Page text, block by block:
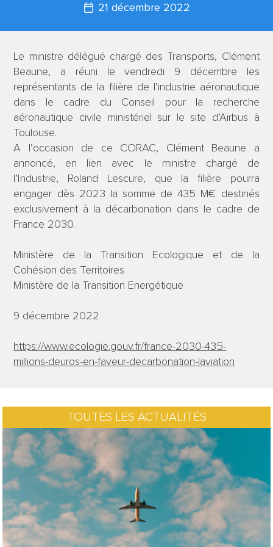
21 décembre 2022
Le ministre délégué chargé des Transports, Clément
Beaune, a réuni le vendredi 9 décembre les
représentants de la filière de l’industrie aéronautique
dans le cadre du Conseil pour la recherche
aéronautique civile ministériel sur le site d’Airbus à
Toulouse.
A l’occasion de ce CORAC, Clément Beaune a
annoncé, en lien avec le ministre chargé de
l’Industrie, Roland Lescure, que la filière pourra
engager dès 2023 la somme de 435 M€ destinés
exclusivement à la décarbonation dans le cadre de
France 2030.
Ministère de la Transition Ecologique et de la
Cohésion des Territoires
Ministère de la Transition Energétique
9 décembre 2022
https://www.ecologie.gouv.fr/france-2030-435-
millions-deuros-en-faveur-decarbonation-laviation
TOUTES LES ACTUALITÉS